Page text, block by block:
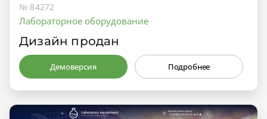
№ 84272
Лабораторное оборудование
Дизайн продан
Демоверсия Подробнее